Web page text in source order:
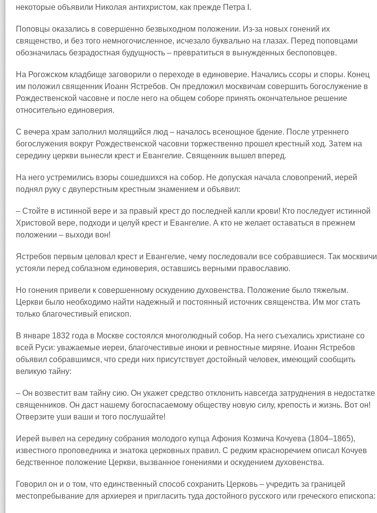
некоторые объявили Николая антихристом, как прежде Петра I.
Поповцы оказались в совершенно безвыходном положении. Из‑за новых гонений их
священство, и без того немногочисленное, исчезало буквально на глазах. Перед поповцами
обозначилась безрадостная будущность – превратиться в вынужденных беспоповцев.
На Рогожском кладбище заговорили о переходе в единоверие. Начались ссоры и споры. Конец
им положил священник Иоанн Ястребов. Он предложил москвичам совершить богослужение в
Рождественской часовне и после него на общем соборе принять окончательное решение
относительно единоверия.
С вечера храм заполнил молящийся люд – началось всенощное бдение. После утреннего
богослужения вокруг Рождественской часовни торжественно прошел крестный ход. Затем на
середину церкви вынесли крест и Евангелие. Священник вышел вперед.
На него устремились взоры сошедшихся на собор. Не допуская начала словопрений, иерей
поднял руку с двуперстным крестным знамением и объявил:
– Стойте в истинной вере и за правый крест до последней капли крови! Кто последует истинной
Христовой вере, подходи и целуй крест и Евангелие. А кто не желает оставаться в прежнем
положении – выходи вон!
Ястребов первым целовал крест и Евангелие, чему последовали все собравшиеся. Так москвичи
устояли перед соблазном единоверия, оставшись верными православию.
Но гонения привели к совершенному оскудению духовенства. Положение было тяжелым.
Церкви было необходимо найти надежный и постоянный источник священства. Им мог стать
только благочестивый епископ.
В январе 1832 года в Москве состоялся многолюдный собор. На него съехались христиане со
всей Руси: уважаемые иереи, благочестивые иноки и ревностные миряне. Иоанн Ястребов
объявил собравшимся, что среди них присутствует достойный человек, имеющий сообщить
великую тайну:
– Он возвестит вам тайну сию. Он укажет средство отклонить навсегда затруднения в недостатке
священников. Он даст нашему богоспасаемому обществу новую силу, крепость и жизнь. Вот он!
Отверзите уши ваши и того послушайте!
Иерей вывел на середину собрания молодого купца Афония Козмича Кочуева (1804–1865),
известного проповедника и знатока церковных правил. С редким красноречием описал Кочуев
бедственное положение Церкви, вызванное гонениями и оскудением духовенства.
Говорил он и о том, что единственный способ сохранить Церковь – учредить за границей
местопребывание для архиерея и пригласить туда достойного русского или греческого епископа: